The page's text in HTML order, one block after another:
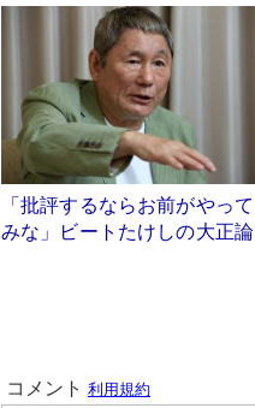
「批評するならお前がやって
みな」ビートたけしの大正論